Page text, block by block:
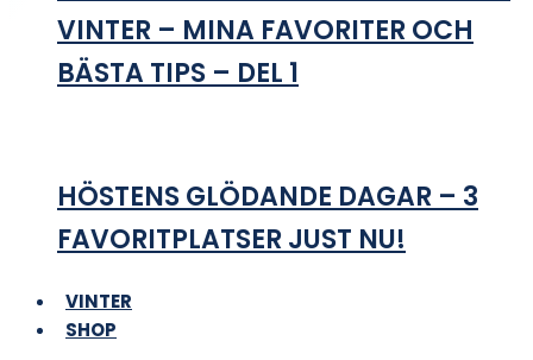
VINTER – MINA FAVORITER OCH
BÄSTA TIPS – DEL 1
HÖSTENS GLÖDANDE DAGAR – 3
FAVORITPLATSER JUST NU!
VINTER
SHOP